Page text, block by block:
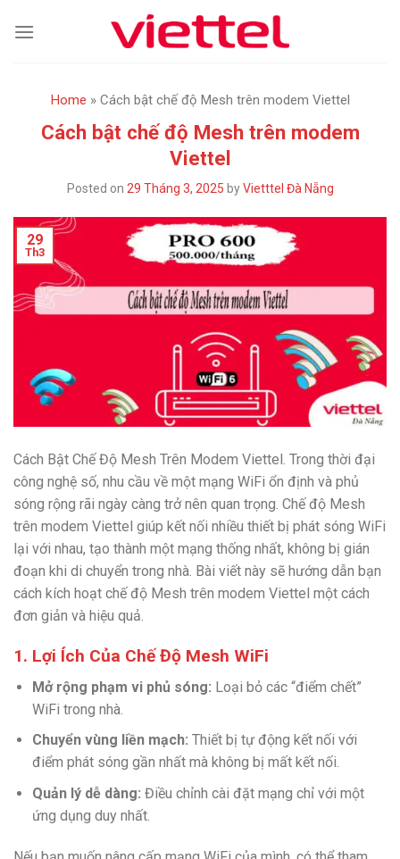
Home » Cách bật chế độ Mesh trên modem Viettel
Cách bật chế độ Mesh trên modem
Viettel
Posted on 29 Tháng 3, 2025 byVietttel Đà Nẵng
29
Th3
Cách Bật Chế Độ Mesh Trên Modem Viettel. Trong thời đại
công nghệ số, nhu cầu về một mạng WiFi ổn định và phủ
sóng rộng rãi ngày càng trở nên quan trọng. Chế độ Mesh
trên modem Viettel giúp kết nối nhiều thiết bị phát sóng WiFi
lại với nhau, tạo thành một mạng thống nhất, không bị gián
đoạn khi di chuyển trong nhà. Bài viết này sẽ hướng dẫn bạn
cách kích hoạt chế độ Mesh trên modem Viettel một cách
đơn giản và hiệu quả.
1. Lợi Ích Của Chế Độ Mesh WiFi
Mở rộng phạm vi phủ sóng: Loại bỏ các “điểm chết”
WiFi trong nhà.
Chuyển vùng liền mạch: Thiết bị tự động kết nối với
điểm phát sóng gần nhất mà không bị mất kết nối.
Quản lý dễ dàng: Điều chỉnh cài đặt mạng chỉ với một
ứng dụng duy nhất.